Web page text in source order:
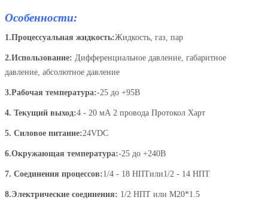
Особенности:
1.Процессуальная жидкость:Жидкость, газ, пар
2.Использование: Дифференциальное давление, габаритное
давление, абсолютное давление
3.Рабочая температура:-25 до +95В
4. Текущий выход:4 - 20 мА 2 провода Протокол Харт
5. Силовое питание:24VDC
6.Окружающая температура:-25 до +240В
7. Соединения процессов:1/4 - 18 НПТили1/2 - 14 НПТ
8.Электрические соединения: 1/2 НПТ или M20*1.5